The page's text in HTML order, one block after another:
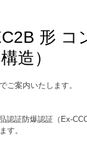
形 コ
造）
ご案内いたします。
認証防爆認証（Ex-
す。